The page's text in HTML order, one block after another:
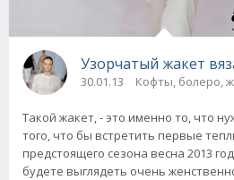
Узорчатый жакет
30.01.13 Кофты, болеро,
Такой жакет, - это именно то, что
того, что бы встретить первые
предстоящего сезона весна 2013
будете выглядеть очень